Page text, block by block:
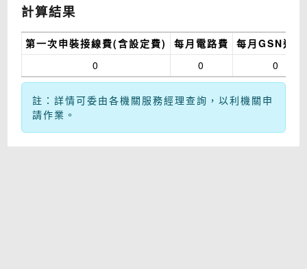
計算結果
第一次申裝接線費(含設定費) 每月電路費
每月GSN通
0
0 0
註：詳情可委由各機關服務經理查詢，以利機關申
請作業。